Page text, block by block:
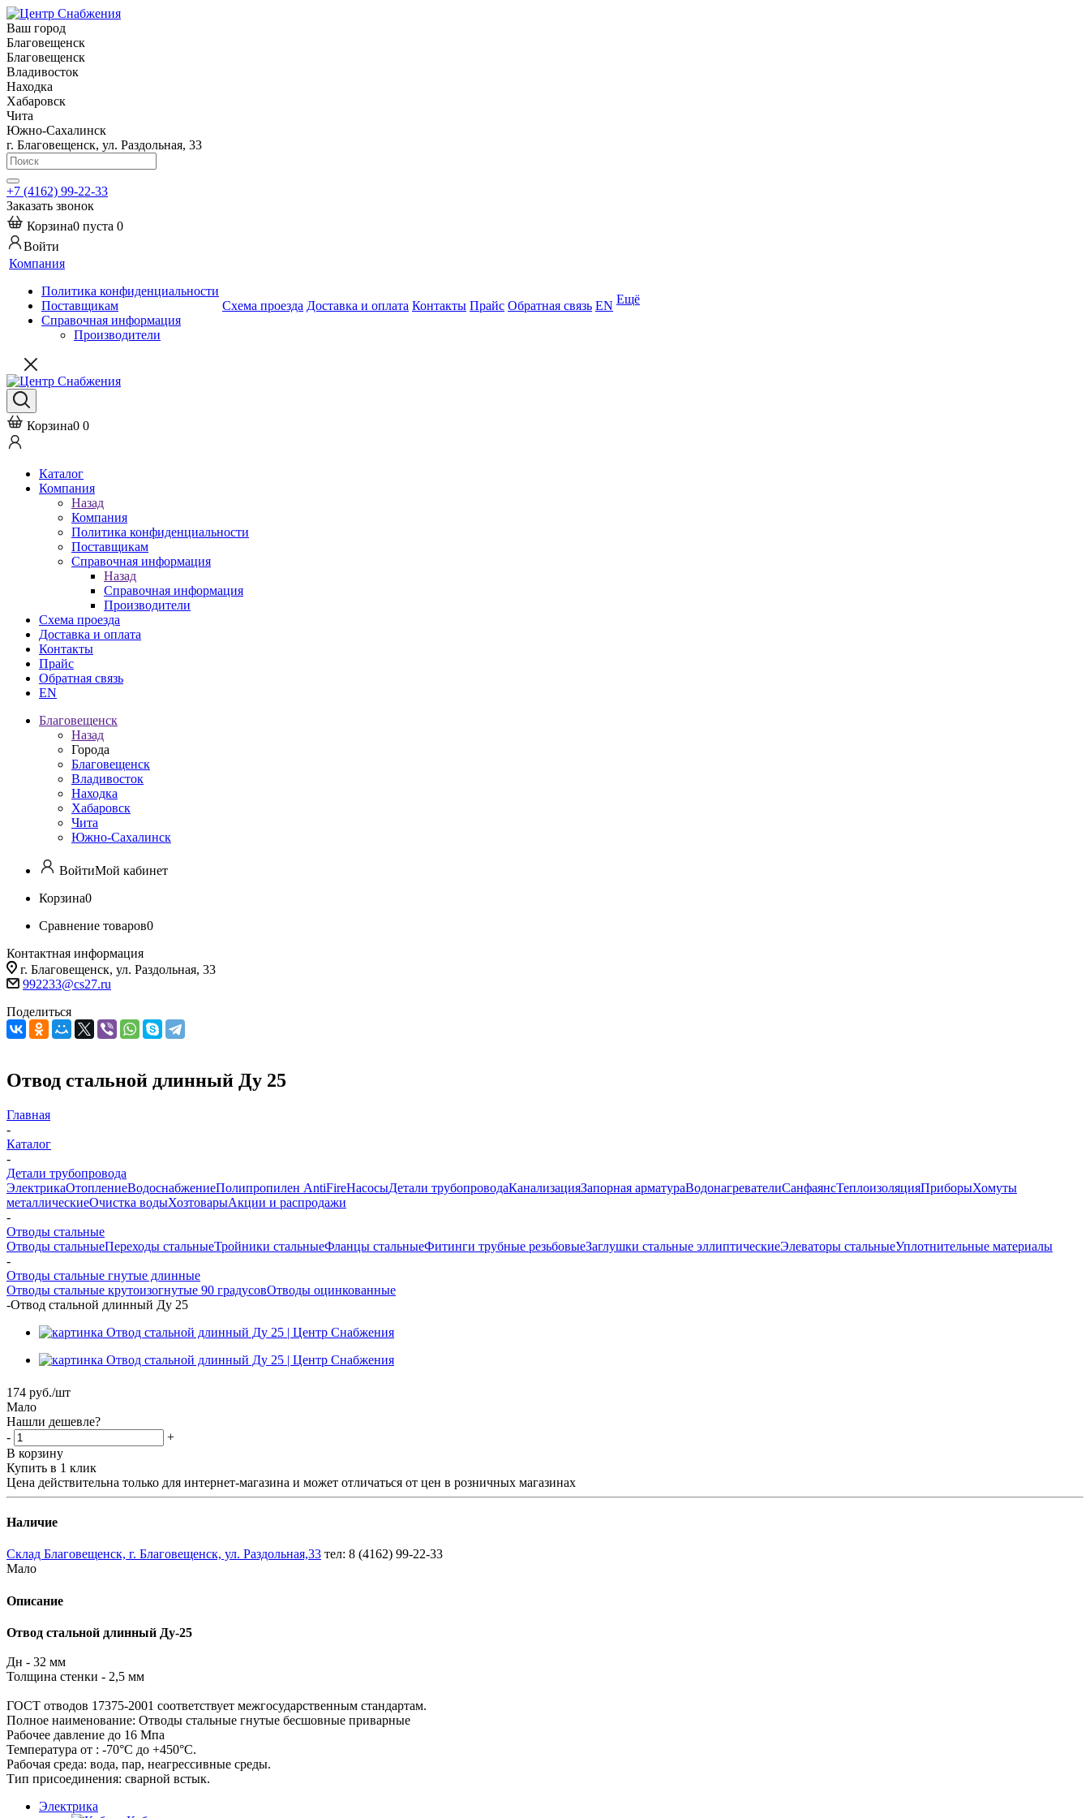
Ваш город
Благовещенск
Благовещенск
Владивосток
Находка
Хабаровск
Чита
Южно-Сахалинск
г. Благовещенск, ул. Раздольная, 33
+7 (4162) 99-22-33
Заказать звонок
Корзина0 пуста 0
Войти
Компания
Политика конфиденциальности
Поставщикам
Справочная информация
Производители
Схема проезда Доставка и оплата Контакты Прайс Обратная связь EN Ещё
Корзина0 0
Каталог
Компания
Назад
Компания
Политика конфиденциальности
Поставщикам
Справочная информация
Назад
Справочная информация
Производители
Схема проезда
Доставка и оплата
Контакты
Прайс
Обратная связь
EN
Благовещенск
Назад
Города
Благовещенск
Владивосток
Находка
Хабаровск
Чита
Южно-Сахалинск
ВойтиМой кабинет
Корзина0
Сравнение товаров0
Контактная информация
г. Благовещенск, ул. Раздольная, 33
992233@cs27.ru
Поделиться
Отвод стальной длинный Ду 25
Главная
-
Каталог
-
Детали трубопровода
ЭлектрикаОтоплениеВодоснабжениеПолипропилен AntiFireНасосыДетали трубопроводаКанализацияЗапорная арматураВодонагревателиСанфаянсТеплоизоляцияПриборыХомуты
металлическиеОчистка водыХозтоварыАкции и распродажи
-
Отводы стальные
Отводы стальныеПереходы стальныеТройники стальныеФланцы стальныеФитинги трубные резьбовыеЗаглушки стальные эллиптическиеЭлеваторы стальныеУплотнительные материалы
-
Отводы стальные гнутые длинные
Отводы стальные крутоизогнутые 90 градусовОтводы оцинкованные
-Отвод стальной длинный Ду 25
174 руб./шт
Мало
Нашли дешевле?
-
+
В корзину
Купить в 1 клик
Цена действительна только для интернет-магазина и может отличаться от цен в розничных магазинах
Наличие
Склад Благовещенск, г. Благовещенск, ул. Раздольная,33 тел: 8 (4162) 99-22-33
Мало
Описание
Отвод стальной длинный Ду-25
Дн - 32 мм
Толщина стенки - 2,5 мм
ГОСТ отводов 17375-2001 соответствует межгосударственным стандартам.
Полное наименование: Отводы стальные гнутые бесшовные приварные
Рабочее давление до 16 Мпа
Температура от : -70°С до +450°С.
Рабочая среда: вода, пар, неагрессивные среды.
Тип присоединения: сварной встык.
Электрика